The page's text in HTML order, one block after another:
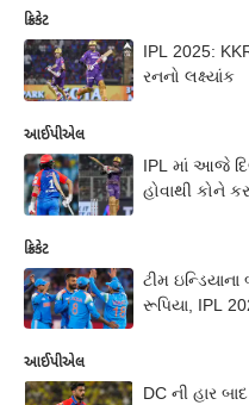
ક્રિકેટ
IPL 2025:
રનનો લક્ષ્યાંક
આઈપીએલ
IPL માં આજે
હોવાથી કોને
ક્રિકેટ
ટીમ
રૂપિયા, IPL
આઈપીએલ
DC ની હાર